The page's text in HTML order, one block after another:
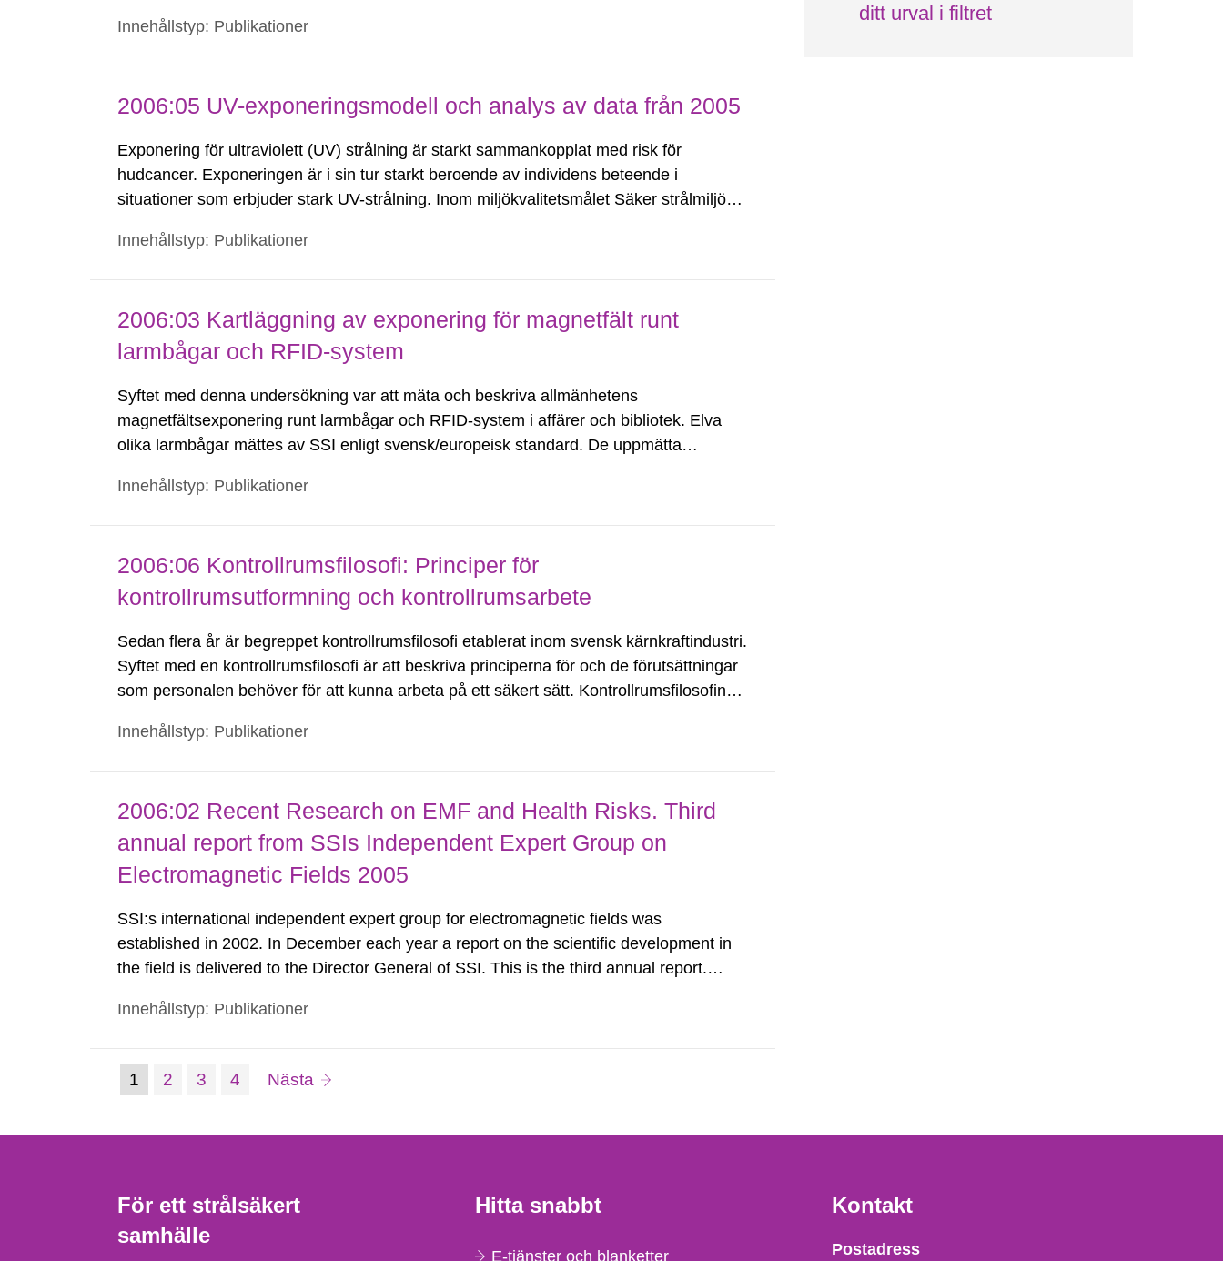
barriers are situated between the radioactive...
Innehållstyp: Publikationer
2006:05 UV-exponeringsmodell och analys av data från 2005
Exponering för ultraviolett (UV) strålning är starkt sammankopplat med risk för
hudcancer. Exponeringen är i sin tur starkt beroende av individens beteende i
situationer som erbjuder stark UV-strålning. Inom miljökvalitetsmålet Säker strålmiljö
Innehållstyp: Publikationer
2006:03 Kartläggning av exponering för magnetfält runt
larmbågar och RFID-system
Syftet med denna undersökning var att mäta och beskriva allmänhetens
magnetfältsexponering runt larmbågar och RFID-system i affärer och bibliotek. Elva
olika larmbågar mättes av SSI enligt svensk/europeisk standard. De uppmätta
ingick akustomagnetiska (AM),...
Innehållstyp: Publikationer
2006:06 Kontrollrumsfilosofi: Principer för
kontrollrumsutformning och kontrollrumsarbete
Sedan flera år är begreppet kontrollrumsfilosofi etablerat inom svensk kärnkraftindustri.
Syftet med en kontrollrumsfilosofi är att beskriva principerna för och de förutsättningar
som personalen behöver för att kunna arbeta på ett säkert sätt. Kontrollrumsfilosofin
Innehållstyp: Publikationer
2006:02 Recent Research on EMF and Health Risks. Third
annual report from SSIs Independent Expert Group on
Electromagnetic Fields 2005
SSI:s international independent expert group for electromagnetic fields was
established in 2002. In December each year a report on the scientific development in
the field is delivered to the Director General of SSI. This is the third annual report.
to relatively weak extremely low frequency and radio frequency...
Innehållstyp: Publikationer
Gå
till
1 (nuvarande
Sida:
2 Sida:
3 Sida:
4 Nästa sida
ditt urval i filtret
För ett strålsäkert
samhälle
Hitta snabbt
E-tjänster och blanketter
Kontakt
Strålsäkerhetsmyndigheten
Postadress